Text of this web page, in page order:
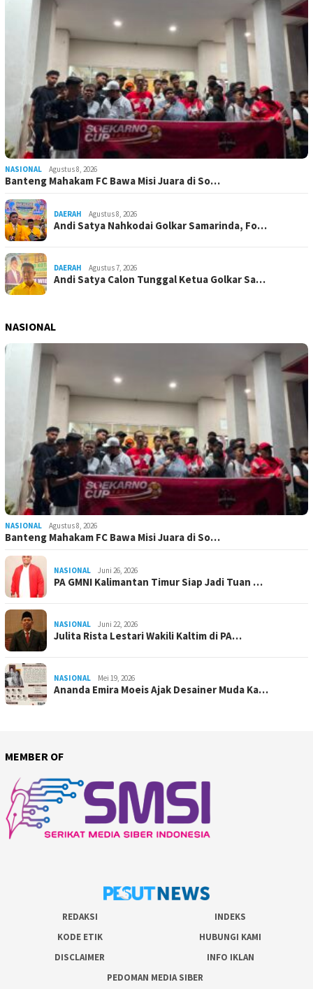
NASIONAL Agustus 8, 2026
Banteng Mahakam FC Bawa Misi Juara di So…
DAERAH Agustus 8, 2026
Andi Satya Nahkodai Golkar Samarinda, Fo…
DAERAH Agustus 7, 2026
Andi Satya Calon Tunggal Ketua Golkar Sa…
NASIONAL
NASIONAL Agustus 8, 2026
Banteng Mahakam FC Bawa Misi Juara di So…
NASIONAL Juni 26, 2026
PA GMNI Kalimantan Timur Siap Jadi Tuan …
NASIONAL Juni 22, 2026
Julita Rista Lestari Wakili Kaltim di PA…
NASIONAL Mei 19, 2026
Ananda Emira Moeis Ajak Desainer Muda Ka…
MEMBER OF
REDAKSI
INDEKS
KODE ETIK
HUBUNGI KAMI
DISCLAIMER
INFO IKLAN
PEDOMAN MEDIA SIBER